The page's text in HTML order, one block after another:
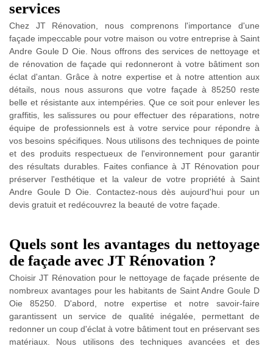
services
Chez JT Rénovation, nous comprenons l'importance d'une
façade impeccable pour votre maison ou votre entreprise à Saint
Andre Goule D Oie. Nous offrons des services de nettoyage et
de rénovation de façade qui redonneront à votre bâtiment son
éclat d'antan. Grâce à notre expertise et à notre attention aux
détails, nous nous assurons que votre façade à 85250 reste
belle et résistante aux intempéries. Que ce soit pour enlever les
graffitis, les salissures ou pour effectuer des réparations, notre
équipe de professionnels est à votre service pour répondre à
vos besoins spécifiques. Nous utilisons des techniques de pointe
et des produits respectueux de l'environnement pour garantir
des résultats durables. Faites confiance à JT Rénovation pour
préserver l'esthétique et la valeur de votre propriété à Saint
Andre Goule D Oie. Contactez-nous dès aujourd'hui pour un
devis gratuit et redécouvrez la beauté de votre façade.
Quels sont les avantages du nettoyage
de façade avec JT Rénovation ?
Choisir JT Rénovation pour le nettoyage de façade présente de
nombreux avantages pour les habitants de Saint Andre Goule D
Oie 85250. D'abord, notre expertise et notre savoir-faire
garantissent un service de qualité inégalée, permettant de
redonner un coup d'éclat à votre bâtiment tout en préservant ses
matériaux. Nous utilisons des techniques avancées et des